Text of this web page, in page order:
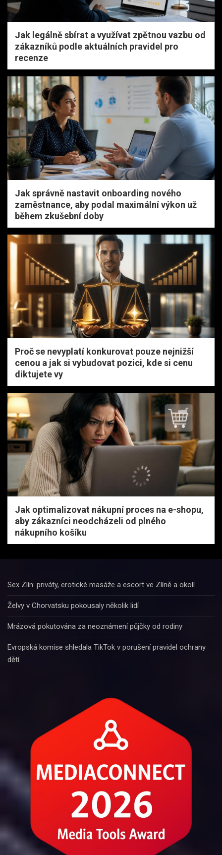
Jak legálně sbírat a využívat zpětnou vazbu od
zákazníků podle aktuálních pravidel pro
recenze
Jak správně nastavit onboarding nového
zaměstnance, aby podal maximální výkon už
během zkušební doby
Proč se nevyplatí konkurovat pouze nejnižší
cenou a jak si vybudovat pozici, kde si cenu
diktujete vy
Jak optimalizovat nákupní proces na e-shopu,
aby zákazníci neodcházeli od plného
nákupního košíku
Sex Zlín: priváty, erotické masáže a escort ve Zlíně a okolí
Želvy v Chorvatsku pokousaly několik lidí
Mrázová pokutována za neoznámení půjčky od rodiny
Evropská komise shledala TikTok v porušení pravidel ochrany
dětí